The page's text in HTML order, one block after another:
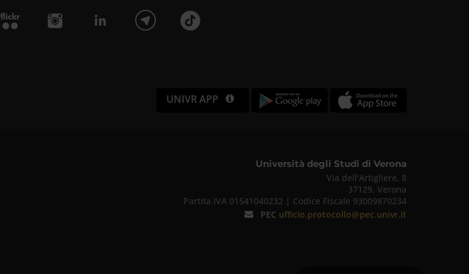
UNIVR APP
Università degli Studi di Verona
Via dell'Artigliere, 8
37129, Verona
Partita IVA 01541040232 | Codice Fiscale 93009870234
PEC ufficio.protocollo@pec.univr.it